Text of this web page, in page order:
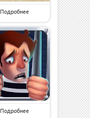
Подробнее
Подробнее